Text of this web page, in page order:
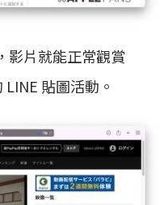
影片就能正常觀賞
貼圖活動。